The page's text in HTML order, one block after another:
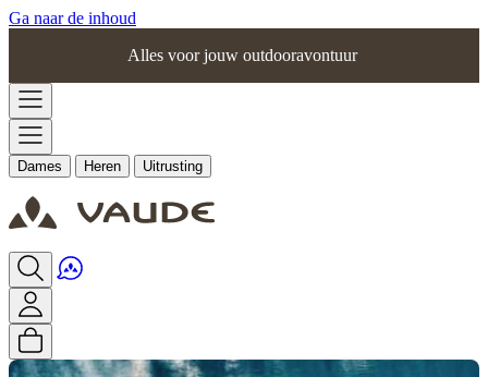
Ga naar de inhoud
Alles voor jouw outdooravontuur
Dames Heren Uitrusting